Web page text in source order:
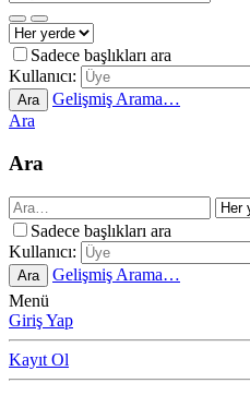
Sadece başlıkları ara
Kullanıcı:
Ara
Gelişmiş Arama…
Ara
Ara
Sadece başlıkları ara
Kullanıcı:
Ara
Gelişmiş Arama…
Menü
Giriş Yap
Kayıt Ol